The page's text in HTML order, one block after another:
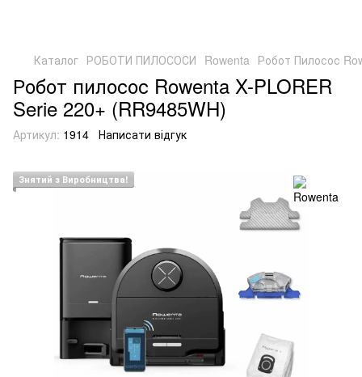
Каталог РОБОТИ ПИЛОСОСИ Rowenta Робот Пилосос
Робот пилосос Rowenta X-PLORER
Serie 220+ (RR9485WH)
Артикул: 1914 Написати відгук
Знятий з Виробництва!